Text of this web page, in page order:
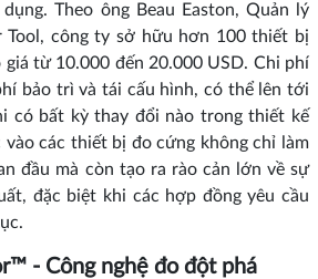
dụng. Theo ông Beau Easton, Quản lý
Tool, công ty sở hữu hơn 100 thiết bị
từ 10.000 đến 20.000 USD. Chi phí
bảo trì và tái cấu hình, có thể lên tới
có bất kỳ thay đổi nào trong thiết kế
các thiết bị đo cứng không chỉ làm
đầu mà còn tạo ra rào cản lớn về sự
đặc biệt khi các hợp đồng yêu cầu
- Công nghệ đo đột phá